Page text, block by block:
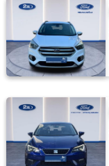
Marka
Tüm
Araçlar
BMC
BMW
BYD